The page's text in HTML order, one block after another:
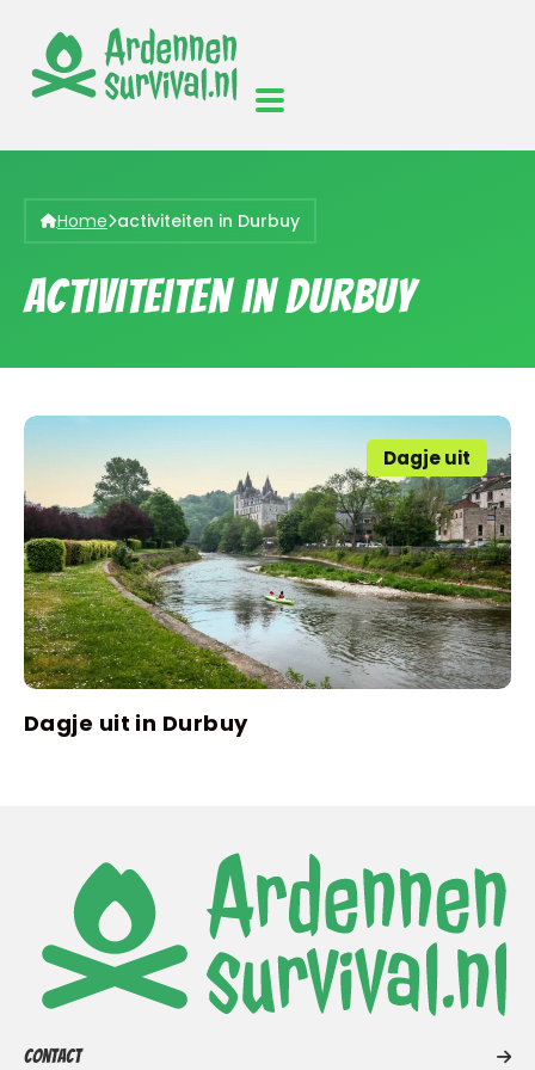
Home activiteiten in Durbuy
activiteiten in Durbuy
Dagje uit
Dagje uit in Durbuy
Contact